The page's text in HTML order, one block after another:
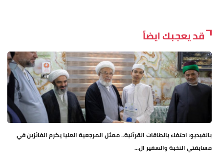
قد يعجبك ايضاً
بالفيديو: احتفاء بالطاقات القرآنية.. ممثل المرجعية العليا يكرم الفائزين في
مسابقتي النخبة والسفير ال...